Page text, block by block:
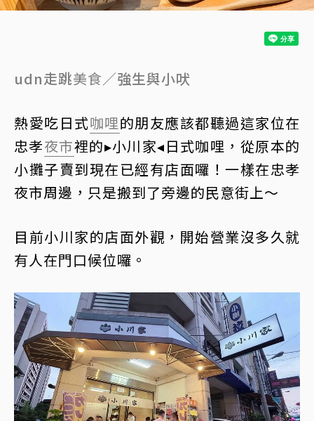
udn走跳美食／強生與小吠
熱愛吃日式咖哩的朋友應該都聽過這家位在
忠孝夜市裡的▸小川家◂日式咖哩，從原本的
小攤子賣到現在已經有店面囉！一樣在忠孝
夜市周邊，只是搬到了旁邊的民意街上～
目前小川家的店面外觀，開始營業沒多久就
有人在門口候位囉。